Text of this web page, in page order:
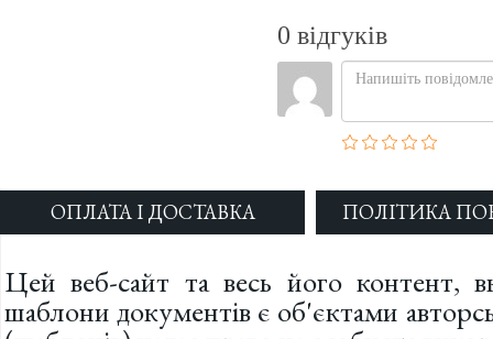
ОПЛАТА І ДОСТАВКА ПОЛІТИКА
Цей веб-сайт та весь його контент,
шаблони документів є об'єктами